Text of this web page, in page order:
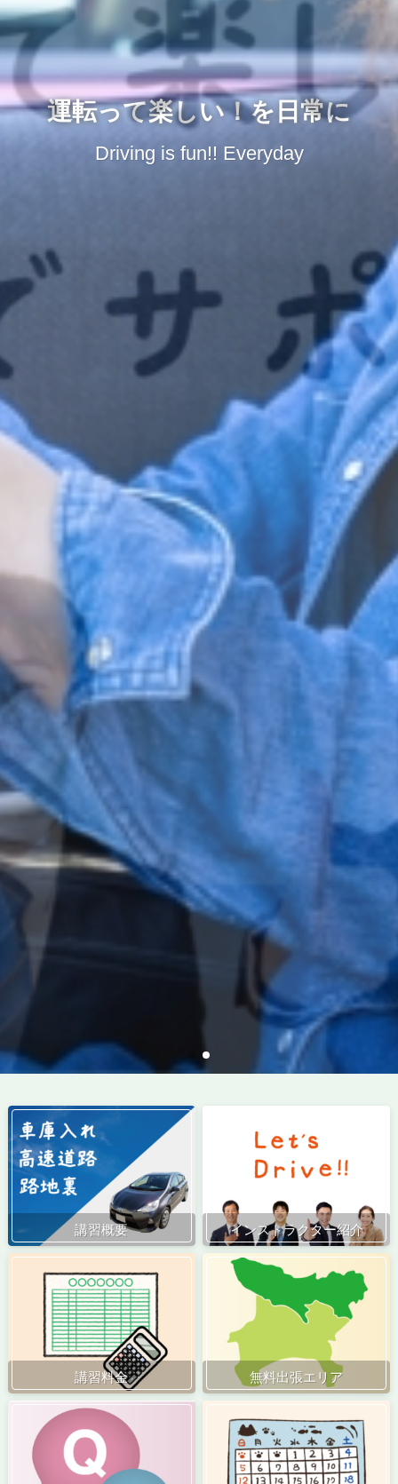
運転って楽しい！を日常に
Driving is fun!! Everyday
講習概要 インストラクター紹介
講習料金 無料出張エリア